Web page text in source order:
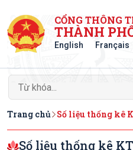
CỔNG THÔNG
THÀNH
English Français
Trang chủ Số liệu thống kê
Số liệu thống kê